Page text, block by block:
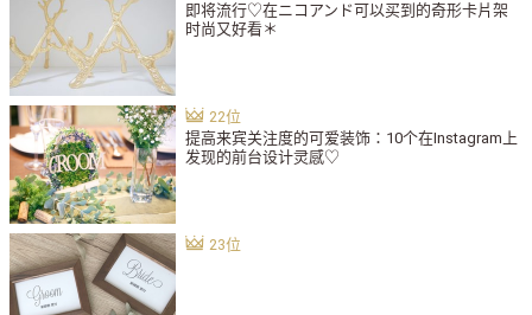
即将流行♡在ニコアンド可以买到的奇形卡片架
时尚又好看＊
提高来宾关注度的可爱装饰：10个在Instagram上
发现的前台设计灵感♡